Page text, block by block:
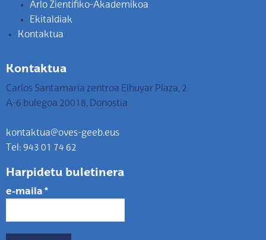
Arlo Zientifiko-Akademikoa
Ekitaldiak
Kontaktua
Kontaktua
Carlos Santamaria zentroa Elhuyar Plaza, 2
A-6 bulegoa 20018, Donostia
kontaktua@oves-geeb.eus
Tel: 943 01 74 62
Harpidetu buletinera
e-maila *